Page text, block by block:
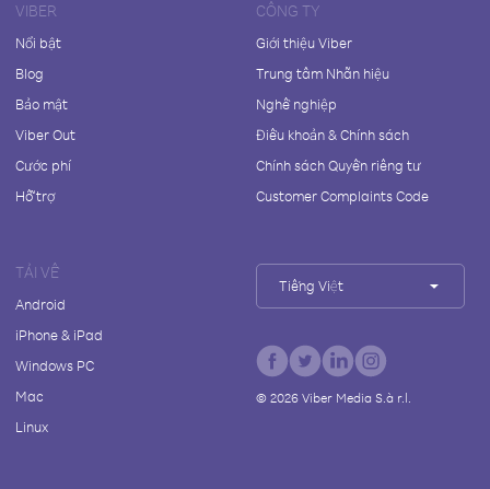
VIBER
Nổi bật
Blog
Bảo mật
Viber Out
Cước phí
Hỗ trợ
CÔNG TY
Giới thiệu Viber
Trung tâm Nhãn hiệu
Nghề nghiệp
Điều khoản & Chính sách
Chính sách Quyền riêng tư
Customer Complaints Code
TẢI VỀ
Android
iPhone & iPad
Windows PC
Mac
Linux
Tiếng Việt
© 2026Viber Media S.à r.l.